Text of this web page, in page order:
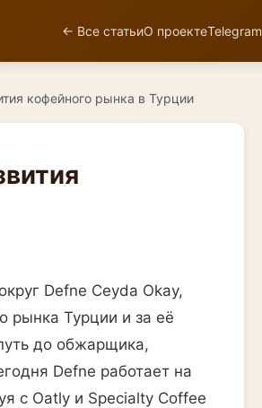
← Все статьиО проектеTelegram
кофейного рынка в Турции
Defne Ceyda Okay,
рынка Турции и за её
до обжарщика,
Defne работает на
с Oatly и Specialty Coffee